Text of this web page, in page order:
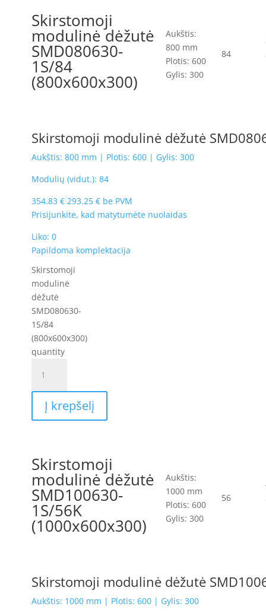
Skirstomoji
modulinė dėžutė
SMD080630-
1S/84
(800x600x300)
Aukštis:
800 mm
Plotis: 600
Gylis: 300
84
Skirstomoji modulinė dėžutė
Aukštis: 800 mm | Plotis: 600 | Gylis: 300
Modulių (vidut.): 84
354.83 € 293.25 € be PVM
Prisijunkite, kad matytumėte nuolaidas
Liko: 0
Papildoma komplektacija
Skirstomoji
modulinė
dėžutė
SMD080630-
1S/84
(800x600x300)
quantity
Į krepšelį
Skirstomoji
modulinė dėžutė
SMD100630-
1S/56K
(1000x600x300)
Aukštis:
1000 mm
Plotis: 600
Gylis: 300
56
Skirstomoji modulinė dėžutė
Aukštis: 1000 mm | Plotis: 600 | Gylis: 300